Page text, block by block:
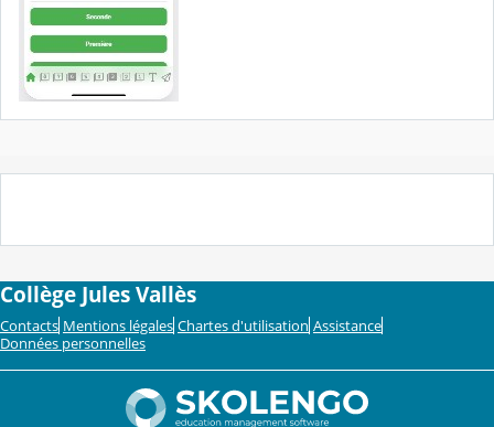
Collège Jules Vallès
Contacts Mentions légales Chartes d'utilisation Assistance
Données personnelles